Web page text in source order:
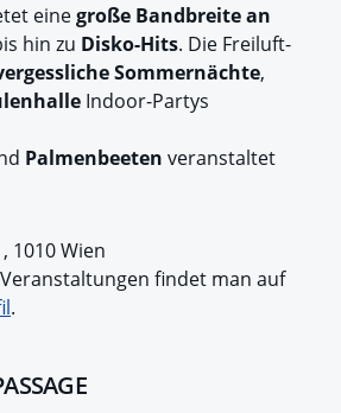
einegroße Bandbreite an
hin zu Disko-Hits. Die Freiluft-
Sommernächte,
Indoor-Partys
Palmenbeeten veranstaltet
1010 Wien
findet man auf
.